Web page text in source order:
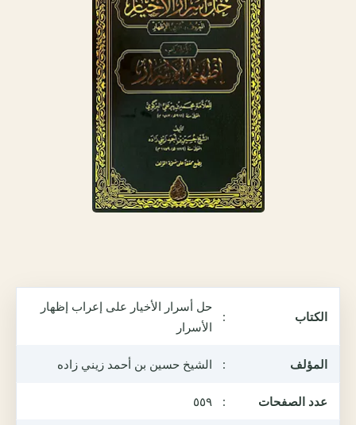
الكتاب :
حل أسرار الأخيار على إعراب إظهار
الأسرار
المؤلف : الشيخ حسين بن أحمد زيني زاده
عدد الصفحات : ٥٥٩